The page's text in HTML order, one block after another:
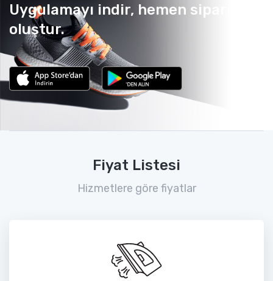
Uygulamayı indir, hemen sipariş
oluştur.
Fiyat Listesi
Hizmetlere göre fiyatlar